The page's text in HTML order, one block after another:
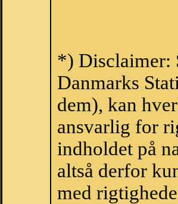
*) Disclaimer:
Danmarks
dem), kan
ansvarlig for
indholdet på
altså derfor
med